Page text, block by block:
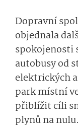
Dopravní
objednala
spokojenosti
autobusy od
elektrických
park místní
přiblížit cíli
plynů na nulu.